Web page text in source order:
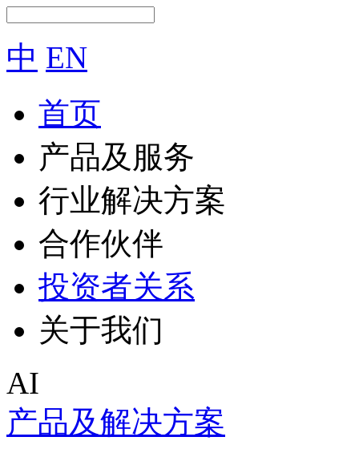
中 EN
首页
产品及服务
行业解决方案
合作伙伴
投资者关系
关于我们
AI
产品及解决方案